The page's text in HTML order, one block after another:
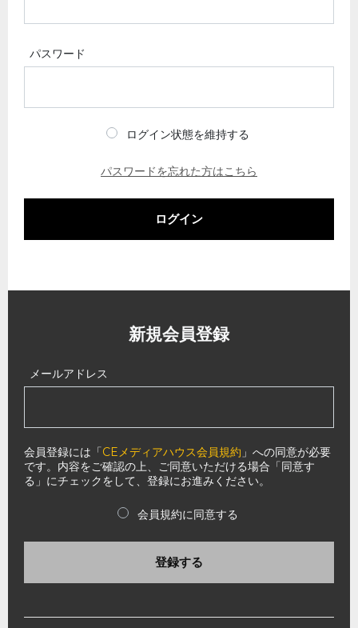
パスワード
ログイン状態を維持する
パスワードを忘れた方はこちら
ログイン
新規会員登録
メールアドレス
会員登録には「CEメディアハウス会員規約 」への同意が必要
です。内容をご確認の上、ご同意いただける場合「同意す
る」にチェックをして、登録にお進みください。
会員規約に同意する
登録する